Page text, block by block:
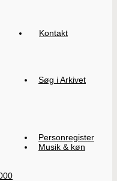
Kontakt
Søg i Arkivet
Personregister
Musik & køn